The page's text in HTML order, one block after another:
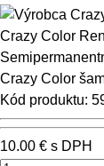
Crazy Color
Crazy Color
Kód produktu:
10.00 € s DPH